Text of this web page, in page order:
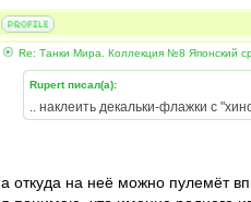
Re: Танки Мира. Коллекция №8 Японский
Rupert писал(а):
.. наклеить декальки-флажки с
а откуда на неё можно пулемёт